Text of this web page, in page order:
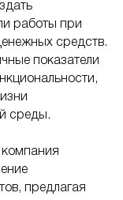
работы при
средств.
показатели
среды.
компания
предлагая